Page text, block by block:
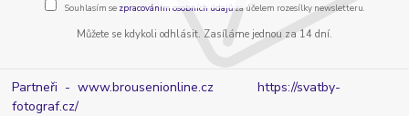
Souhlasím se zpracováním osobních údajůza účelem rozesílky newsletteru.
Můžete se kdykoli odhlásit. Zasíláme jednou za 14 dní.
Partneři - www.brousenionline.czhttps://svatby-
fotograf.cz/